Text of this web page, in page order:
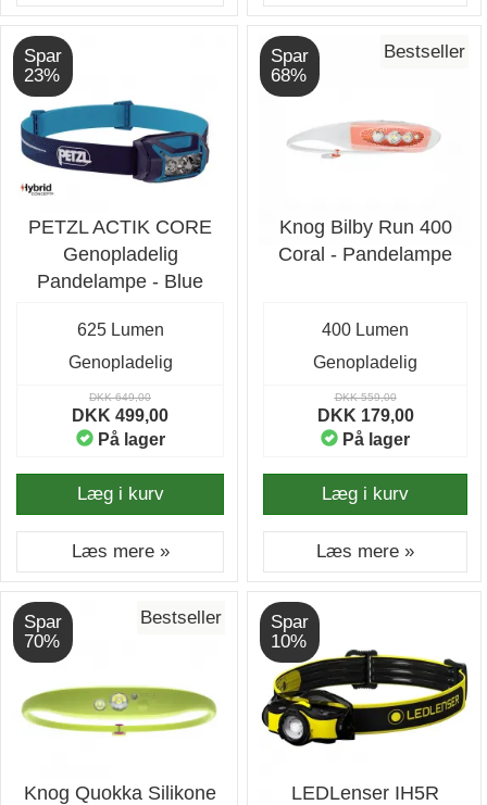
Spar
23%
PETZL ACTIK CORE
Genopladelig
Pandelampe - Blue
625 Lumen
Genopladelig
DKK 649,00
DKK 499,00
På lager
Læg i kurv
Læs mere »
Spar
68%
Bestseller
Knog Bilby Run 400
Coral - Pandelampe
400 Lumen
Genopladelig
DKK 559,00
DKK 179,00
På lager
Læg i kurv
Læs mere »
Spar
70%
Bestseller
Knog Quokka Silikone
Spar
10%
LEDLenser IH5R